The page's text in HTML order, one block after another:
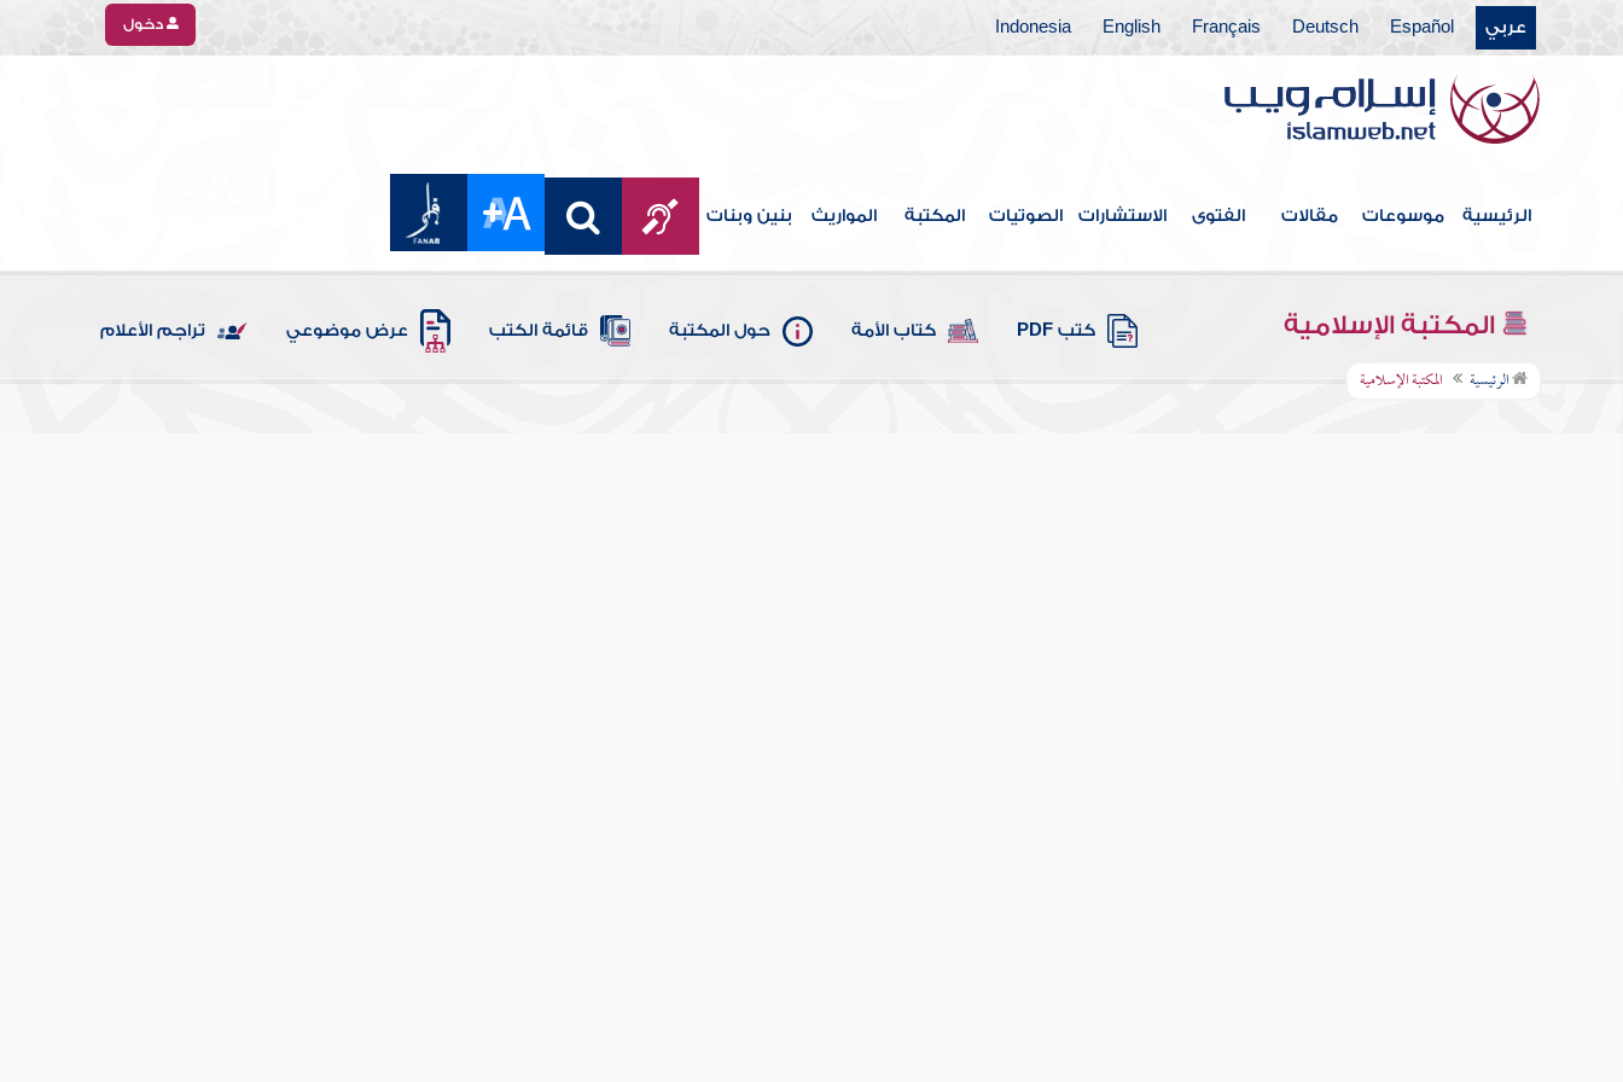
عربي Español
Deutsch
Français
English
Indonesia دخول
الرئيسية موسوعات مقالات الفتوى الاستشارات الصوتيات المكتبة المواريث بنين وبنات
المكتبة الإسلامية كتب PDF كتاب الأمة حول المكتبة قائمة الكتب عرض موضوعي تراجم الأعلام
الرئيسية المكتبة الإسلامية